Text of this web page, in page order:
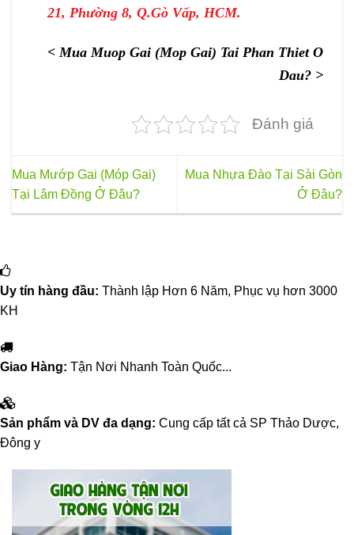
21, Phường 8, Q.Gò Vấp, HCM.
< Mua Muop Gai (Mop Gai) Tai Phan Thiet O
Dau? >
Đánh giá
Mua Mướp Gai (Móp Gai)
Tại Lâm Đồng Ở Đâu?
Mua Nhựa Đào Tại Sài Gòn
Ở Đâu?
Uy tín hàng đầu: Thành lập Hơn 6 Năm, Phục vụ hơn 3000
KH
Giao Hàng: Tận Nơi Nhanh Toàn Quốc...
Sản phẩm và DV đa dạng: Cung cấp tất cả SP Thảo Dược,
Đông y